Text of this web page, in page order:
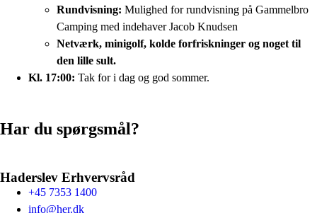
Rundvisning: Mulighed for rundvisning på Gammelbro
Camping med indehaver Jacob Knudsen
Netværk, minigolf, kolde forfriskninger og noget til
den lille sult.
Kl. 17:00: Tak for i dag og god sommer.
Har du spørgsmål?
Haderslev Erhvervsråd
+45 7353 1400
info@her.dk